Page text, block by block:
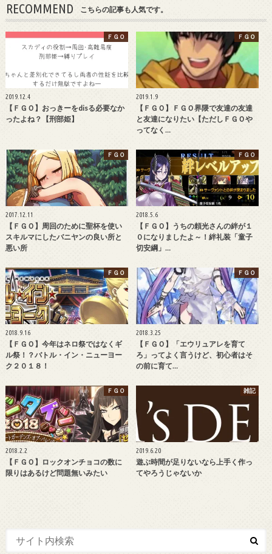
RECOMMEND こちらの記事も人気です。
ＦＧＯ
2019.12.4
【ＦＧＯ】おっきーをdisる必要なか
ったよね？【刑部姫】
ＦＧＯ
2019.1.9
【ＦＧＯ】ＦＧＯ界隈で友達の友達
と友達になりたい【ただしＦＧＯや
ってなく…
ＦＧＯ
2017.12.11
【ＦＧＯ】周回のために聖杯を使い
スキルマにしたバニヤンの良い所と
悪い所
ＦＧＯ
2018.5.6
【ＦＧＯ】うちの頼光さんの絆が１
０になりましたよ～！絆礼装「童子
切安綱」…
ＦＧＯ
2018.9.16
【ＦＧＯ】今年はネロ祭ではなくギ
ル祭！？バトル・イン・ニューヨー
ク２０１８！
ＦＧＯ
2018.3.25
【ＦＧＯ】「エウリュアレを育て
ろ」ってよく言うけど、初心者はそ
の前に育て…
ＦＧＯ
2018.2.2
【ＦＧＯ】ロックオンチョコの数に
限りはあるけど問題無いみたい
雑記
2019.6.20
遊ぶ時間が足りないなら上手く作っ
てやろうじゃないか